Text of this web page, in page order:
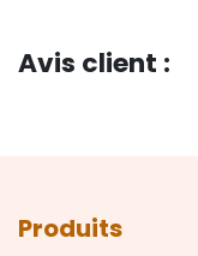
Avis client :
Produits